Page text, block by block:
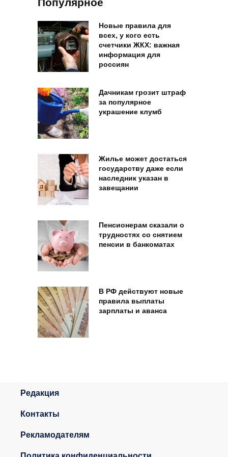
Популярное
Новые правила для
всех, у кого есть
счетчики ЖКХ: важная
информация для
россиян
Дачникам грозит штраф
за популярное
украшение клумб
Жилье может достаться
государству даже если
наследник указан в
завещании
Пенсионерам сказали о
трудностях со снятием
пенсии в банкоматах
В РФ действуют новые
правила выплаты
зарплаты и аванса
Редакция
Контакты
Рекламодателям